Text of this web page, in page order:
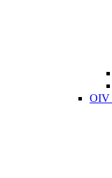
OIV